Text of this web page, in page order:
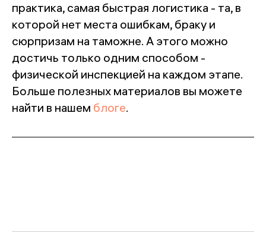
практика, самая быстрая логистика - та, в
которой нет места ошибкам, браку и
сюрпризам на таможне. А этого можно
достичь только одним способом -
физической инспекцией на каждом этапе.
Больше полезных материалов вы можете
найти в нашем блоге.